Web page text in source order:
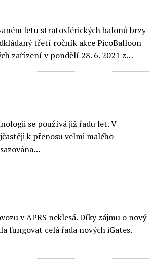
letu stratosférických balonů brzy
třetí ročník akce PicoBalloon
zařízení v pondělí 28. 6. 2021 z…
se používá již řadu let. V
k přenosu velmi malého
v APRS neklesá. Díky zájmu o nový
fungovat celá řada nových iGates.